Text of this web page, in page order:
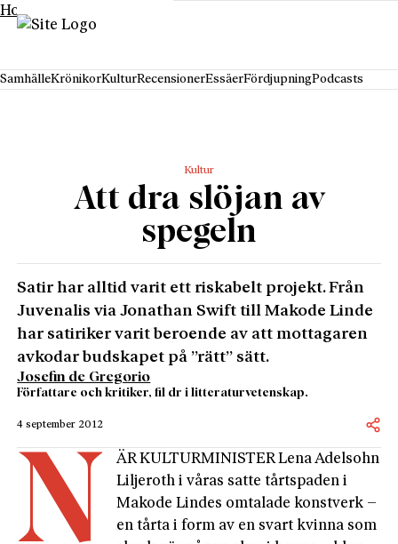
Hoppa till innehåll
SamhälleKrönikorKulturRecensionerEssäerFördjupningPodcasts
Kultur
Att dra slöjan av
spegeln
Satir har alltid varit ett riskabelt projekt. Från
Juvenalis via Jonathan Swift till Makode Linde
har satiriker varit beroende av att mottagaren
avkodar budskapet på ”rätt” sätt.
Josefin de Gregorio
Författare och kritiker, fil dr i litteraturvetenskap.
4 september 2012
N
ÄR KULTURMINISTER Lena Adelsohn
Liljeroth i våras satte tårtspaden i
Makode Lindes omtalade konstverk –
en tårta i form av en svart kvinna som